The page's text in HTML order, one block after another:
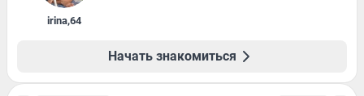
irina,64
Начать знакомиться